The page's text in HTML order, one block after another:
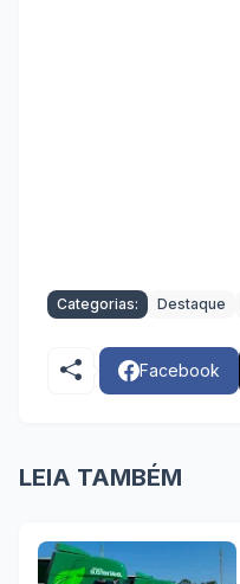
Categorias: Destaque
Facebook
LEIA TAMBÉM